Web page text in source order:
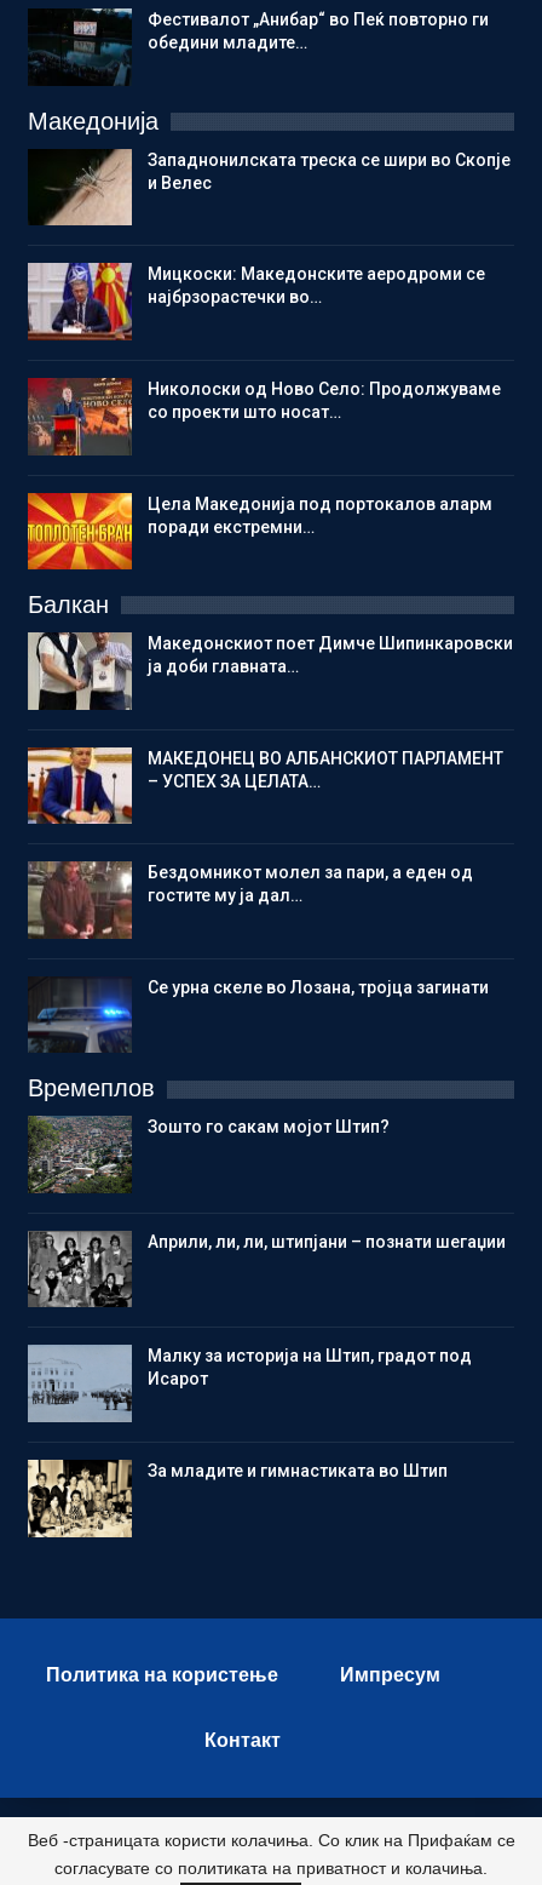
Фестивалот „Анибар“ во Пеќ повторно ги
обедини младите…
Македонија
Западнонилската треска се шири во Скопје
и Велес
Мицкоски: Македонските аеродроми се
најбрзорастечки во…
Николоски од Ново Село: Продолжуваме
со проекти што носат…
Цела Македонија под портокалов аларм
поради екстремни…
Балкан
Македонскиот поет Димче Шипинкаровски
ја доби главната…
МАКЕДОНЕЦ ВО АЛБАНСКИОТ ПАРЛАМЕНТ
– УСПЕХ ЗА ЦЕЛАТА…
Бездомникот молел за пари, а еден од
гостите му ја дал…
Се урна скеле во Лозана, тројца загинати
Времеплов
Зошто го сакам мојот Штип?
Aприли, ли, ли, штипјани – познати шегаџии
Малку за историја на Штип, градот под
Исарот
Зa младите и гимнастиката во Штип
Политика на користење Импресум
Контакт
© 2026 - Istok Press. All Rights Reserved.
Развиено и хостирано од
Веб -страницата користи колачиња. Со клик на Прифаќам се
согласувате со политиката на приватност и колачиња.